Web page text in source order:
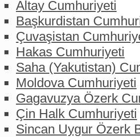
Altay Cumhuriyeti
Başkurdistan
Çuvaşistan
Hakas Cumhuriyeti
Saha (Yakutistan)
Moldova Cumhuriyeti
Gagavuzya Özerk
Çin Halk Cumhuriyeti
Sincan Uygur Özerk